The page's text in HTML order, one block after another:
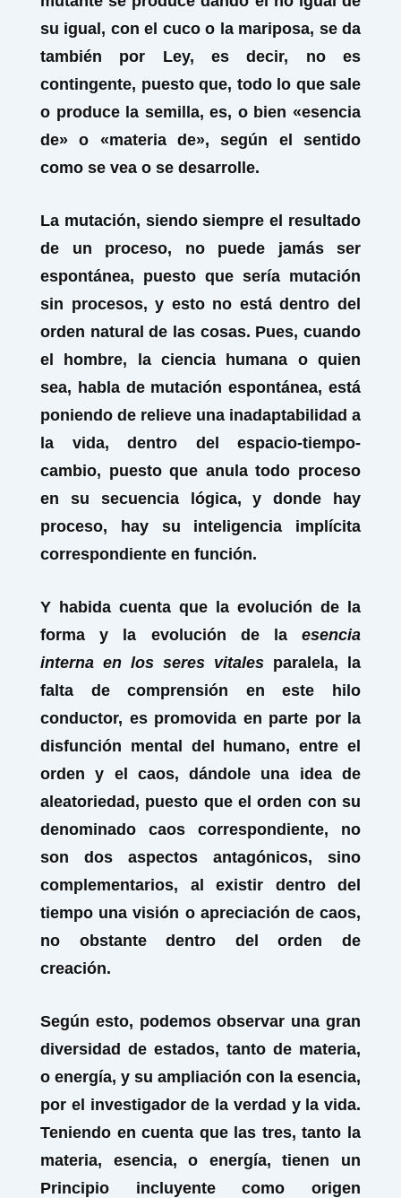
su igual, con el cuco o la mariposa, se da
también por Ley, es decir, no es
contingente, puesto que, todo lo que sale
o produce la semilla, es, o bien «esencia
de» o «materia de», según el sentido
como se vea o se desarrolle.
La mutación, siendo siempre el resultado
de un proceso, no puede jamás ser
espontánea, puesto que sería mutación
sin procesos, y esto no está dentro del
orden natural de las cosas. Pues, cuando
el hombre, la ciencia humana o quien
sea, habla de mutación espontánea, está
poniendo de relieve una inadaptabilidad a
la vida, dentro del espacio-tiempo-
cambio, puesto que anula todo proceso
en su secuencia lógica, y donde hay
proceso, hay su inteligencia implícita
correspondiente en función.
Y habida cuenta que la evolución de la
forma y la evolución de la esencia
interna en los seres vitales paralela, la
falta de comprensión en este hilo
conductor, es promovida en parte por la
disfunción mental del humano, entre el
orden y el caos, dándole una idea de
aleatoriedad, puesto que el orden con su
denominado caos correspondiente, no
son dos aspectos antagónicos, sino
complementarios, al existir dentro del
tiempo una visión o apreciación de caos,
no obstante dentro del orden de
creación.
Según esto, podemos observar una gran
diversidad de estados, tanto de materia,
o energía, y su ampliación con la esencia,
por el investigador de la verdad y la vida.
Teniendo en cuenta que las tres, tanto la
materia, esencia, o energía, tienen un
Principio incluyente como origen